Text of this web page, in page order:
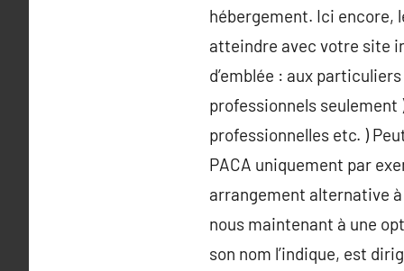
hébergement. Ici encore,
atteindre avec votre site
d’emblée : aux
professionnels seulement
professionnelles etc. )
PACA uniquement par
arrangement alternative
nous maintenant à une
son nom l’indique, est